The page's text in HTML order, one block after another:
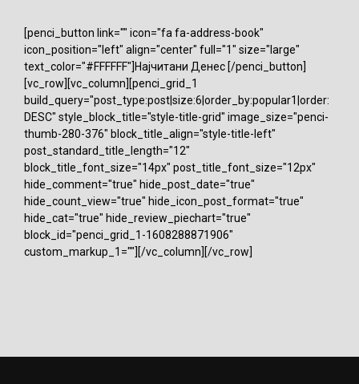
[penci_button link="" icon="fa fa-address-book"
icon_position="left" align="center" full="1" size="large"
text_color="#FFFFFF"]Најчитани Денес [/penci_button]
[vc_row][vc_column][penci_grid_1
build_query="post_type:post|size:6|order_by:popular1|order:
DESC" style_block_title="style-title-grid" image_size="penci-
thumb-280-376" block_title_align="style-title-left"
post_standard_title_length="12"
block_title_font_size="14px" post_title_font_size="12px"
hide_comment="true" hide_post_date="true"
hide_count_view="true" hide_icon_post_format="true"
hide_cat="true" hide_review_piechart="true"
block_id="penci_grid_1-1608288871906"
custom_markup_1=""][/vc_column][/vc_row]